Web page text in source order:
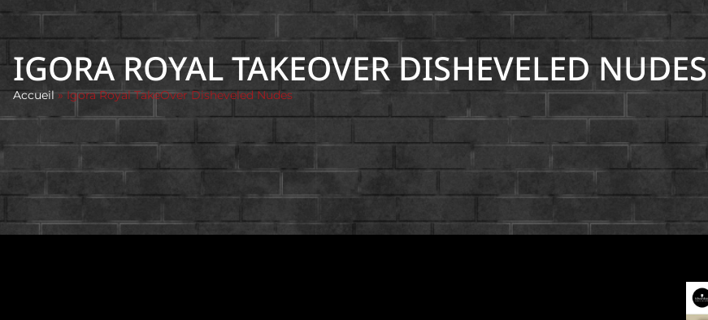
IGORA ROYAL TAKEOVERDISHEVELED NUDES
Accueil » Igora Royal TakeOver Disheveled Nudes